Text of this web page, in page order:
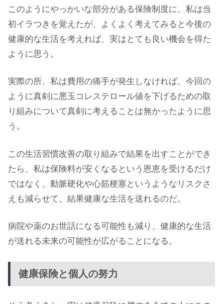
このようにやっかいな部分がある保険制度に、私は当
初イラつきを覚えたが、よくよく考えてみると今後の
健康的な生活を考えれば、実はとても良い機会を得た
ように思う。
実際の所、私は費用の痛手が発生しなければ、今回の
ように真剣に悪玉コレステロール値を下げるための取
り組みについて真剣に考えることは無かったように思
う。
この生活習慣改善の取り組みで結果を出すことができ
たら、私は保険料が安くなるという恩恵を受けるだけ
ではなく、動脈硬化や心筋梗塞というようなリスクさ
えも減らせて、結果健康な生活を送れるのだ。
病院や薬のお世話になる可能性も減り、健康的な生活
が送れる未来の可能性が広がることになる。
健康保険と個人の努力